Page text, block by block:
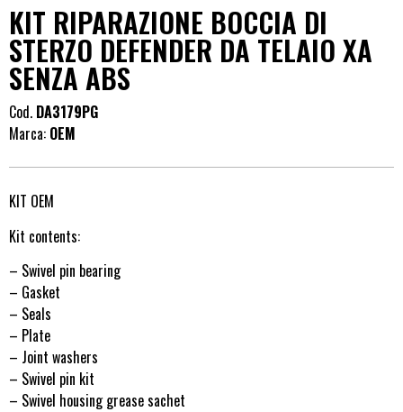
KIT RIPARAZIONE BOCCIA DI
STERZO DEFENDER DA TELAIO XA
SENZA ABS
Cod. DA3179PG
Marca: OEM
KIT OEM
Kit contents:
– Swivel pin bearing
– Gasket
– Seals
– Plate
– Joint washers
– Swivel pin kit
– Swivel housing grease sachet